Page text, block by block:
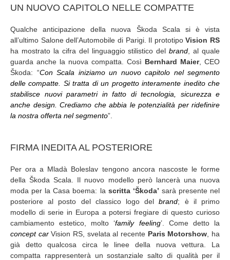
UN NUOVO CAPITOLO NELLE COMPATTE
Qualche anticipazione della nuova Škoda Scala si è vista
all’ultimo Salone dell’Automobile di Parigi. Il prototipoVision RS
ha mostrato la cifra del linguaggio stilistico delbrand , al quale
guarda anche la nuova compatta. Così Bernhard Maier, CEO
Škoda: “Con Scala iniziamo un nuovo capitolo nel segmento
delle compatte. Si tratta di un progetto interamente inedito che
stabilisce nuovi parametri in fatto di tecnologia, sicurezza e
anche design. Crediamo che abbia le potenzialità per ridefinire
la nostra offerta nel segmento”.
FIRMA INEDITA AL POSTERIORE
Per ora a Mladà Boleslav tengono ancora nascoste le forme
della Škoda Scala. Il nuovo modello però lancerà una nuova
moda per la Casa boema: la scritta ‘Škoda’ sarà presente nel
posteriore al posto del classico logo delbrand; è il primo
modello di serie in Europa a potersi fregiare di questo curioso
cambiamento estetico, molto ‘family feeling’. Come detto la
concept carVision RS, svelata al recente Paris Motorshow , ha
già detto qualcosa circa le linee della nuova vettura. La
compatta rappresenterà un sostanziale salto di qualità per il